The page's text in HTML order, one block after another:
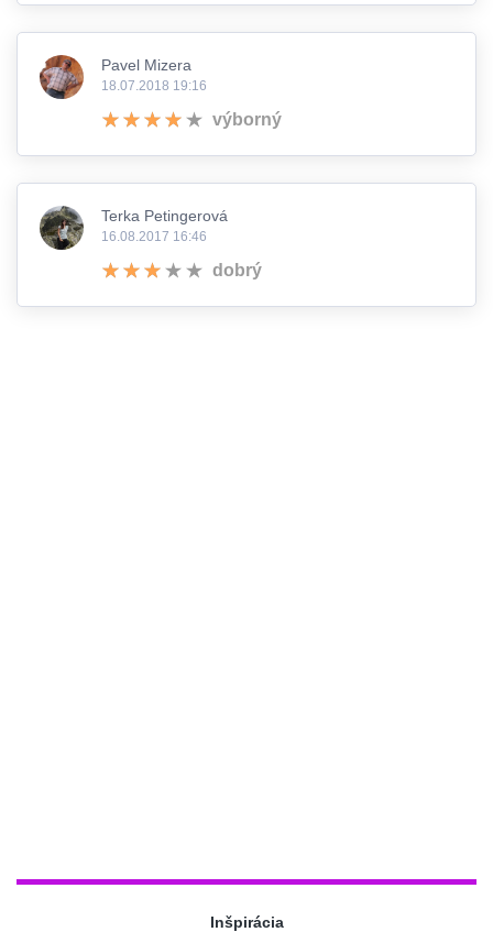
Pavel Mizera
18.07.2018 19:16
výborný
Terka Petingerová
16.08.2017 16:46
dobrý
Inšpirácia